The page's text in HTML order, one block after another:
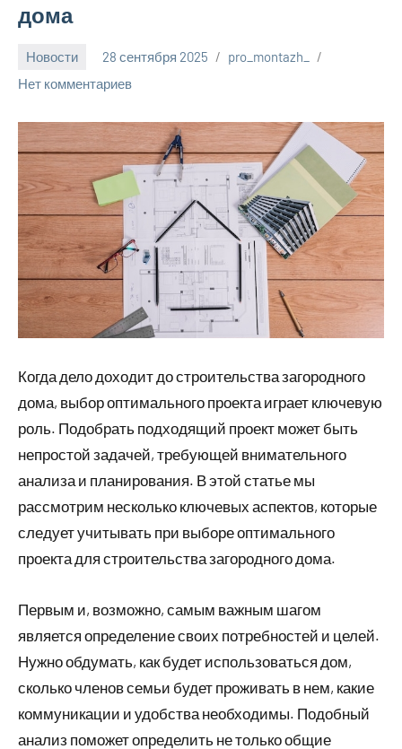
дома
Новости 28 сентября 2025
pro_montazh_
Нет комментариев
Когда дело доходит до строительства загородного
дома, выбор оптимального проекта играет ключевую
роль. Подобрать подходящий проект может быть
непростой задачей, требующей внимательного
анализа и планирования. В этой статье мы
рассмотрим несколько ключевых аспектов, которые
следует учитывать при выборе оптимального
проекта для строительства загородного дома.
Первым и, возможно, самым важным шагом
является определение своих потребностей и целей.
Нужно обдумать, как будет использоваться дом,
сколько членов семьи будет проживать в нем, какие
коммуникации и удобства необходимы. Подобный
анализ поможет определить не только общие